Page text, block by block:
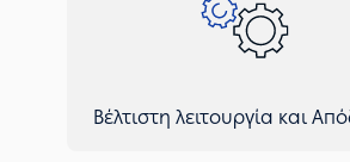
Βέλτιστη λειτουργία και